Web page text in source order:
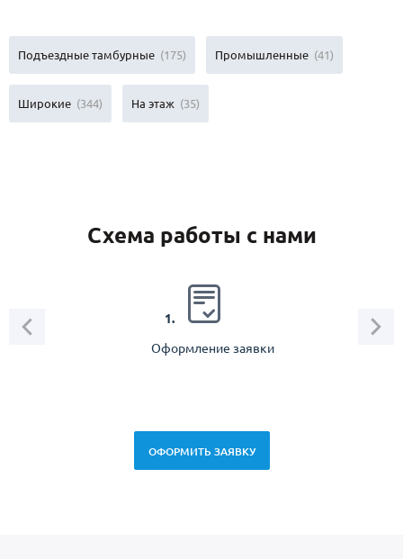
Подъездные тамбурные (175) Промышленные (41)
Широкие (344) На этаж (35)
Схема работы с нами
1.
Оформление заявки
ОФОРМИТЬ ЗАЯВКУ